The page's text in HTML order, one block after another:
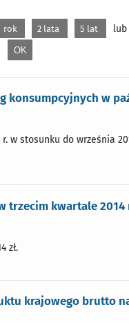
rok 2 lata 5 lat lub
konsumpcyjnych w
stosunku do września
trzecim kwartale 2014
zł.
krajowego brutto